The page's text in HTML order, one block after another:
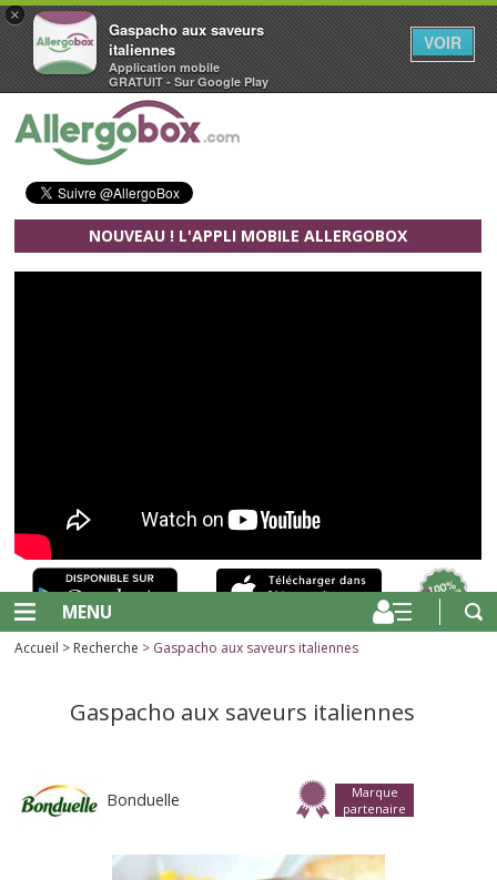
×
Gaspacho aux saveurs
italiennes
Application mobile
GRATUIT - Sur Google Play
VOIR
Aller au contenu principal
NOUVEAU ! L'APPLI MOBILE ALLERGOBOX
MENU
Accueil > Recherche > Gaspacho aux saveurs italiennes
Gaspacho aux saveurs italiennes
Bonduelle
Marque
partenaire